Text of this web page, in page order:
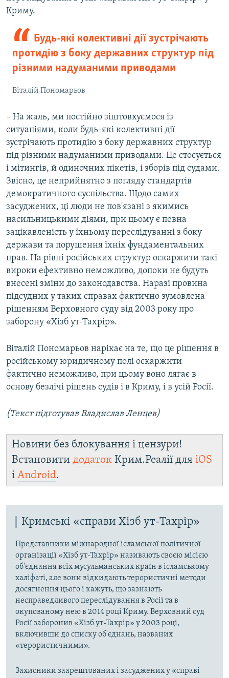
s
Криму.
Будь-які колективні дії зустрічають
протидію з боку державних структур під
різними надуманими приводами
Віталій Пономарьов
– На жаль, ми постійно зіштовхуємося із
ситуаціями, коли будь-які колективні дії
зустрічають протидію з боку державних структур
під різними надуманими приводами. Це стосується
і мітингів, й одиночних пікетів, і зборів під судами.
Звісно, це неприйнятно з погляду стандартів
демократичного суспільства. Щодо самих
засуджених, ці люди не пов'язані з якимись
насильницькими діями, при цьому є певна
зацікавленість у їхньому переслідуванні з боку
держави та порушення їхніх фундаментальних
прав. На рівні російських структур оскаржити такі
вироки ефективно неможливо, допоки не будуть
внесені зміни до законодавства. Наразі провина
підсудних у таких справах фактично зумовлена
рішенням Верховного суду від 2003 року про
заборону «Хізб ут-Тахрір».
Віталій Пономарьов нарікає на те, що це рішення в
російському юридичному полі оскаржити
фактично неможливо, при цьому воно лягає в
основу безлічі рішень судів і в Криму, і в усій Росії.
(Текст підготував Владислав Ленцев)
Новини без блокування і цензури!
Встановити додаток Крим.Реалії для iOS
і Android.
Кримські «справи Хізб ут-Тахрір»
Представники міжнародної ісламської політичної
організації «Хізб ут-Тахрір» називають своєю місією
об'єднання всіх мусульманських країн в ісламському
халіфаті, але вони відкидають терористичні методи
досягнення цього і кажуть, що зазнають
несправедливого переслідування в Росії та в
окупованому нею в 2014 році Криму. Верховний суд
Росії заборонив «Хізб ут-Тахрір» у 2003 році,
включивши до списку об'єднань, названих
«терористичними».
Захисники заарештованих і засуджених у «справі